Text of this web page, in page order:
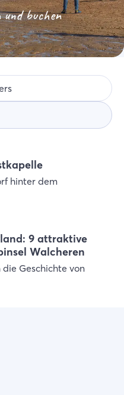
buchen
hinter dem
9 attraktive
Walcheren
Geschichte von